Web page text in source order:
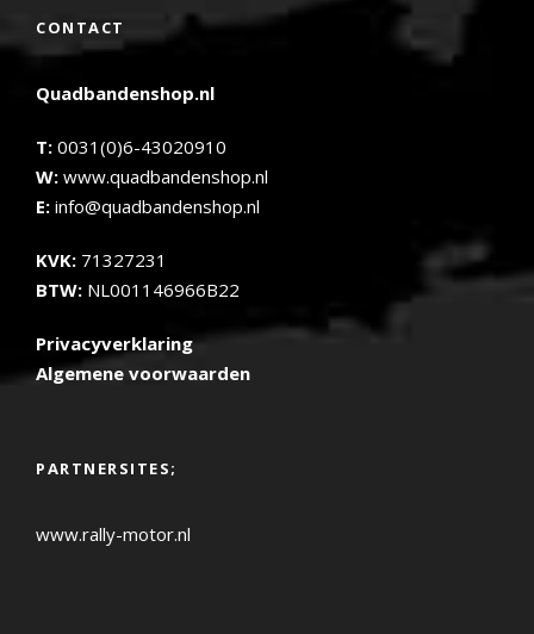
CONTACT
Quadbandenshop.nl
T: 0031(0)6-43020910
W: www.quadbandenshop.nl
E: info@quadbandenshop.nl
KVK: 71327231
BTW: NL001146966B22
Privacyverklaring
Algemene voorwaarden
PARTNERSITES;
www.rally-motor.nl